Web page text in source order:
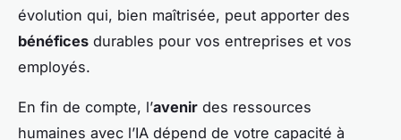
évolution qui, bien maîtrisée, peut apporter des
bénéfices durables pour vos entreprises et vos
employés.
En fin de compte, l’avenir des ressources
humaines avec l’IA dépend de votre capacité à